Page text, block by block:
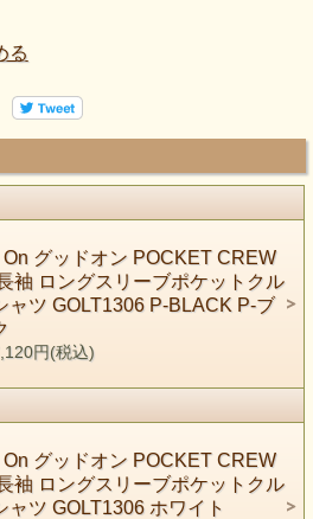
る
On グッドオン POCKET CREW
袖 ロングスリーブポケットクル
ャツ GOLT1306 P-BLACK P-ブ
円(税込)
On グッドオン POCKET CREW
袖 ロングスリーブポケットクル
ャツ GOLT1306 ホワイト